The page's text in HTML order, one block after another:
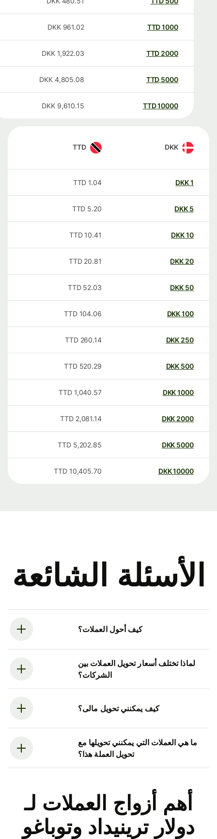
1000
TTD
961.02
DKK
2000
TTD
1,922.03
DKK
5000
TTD
4,805.08
DKK
10000
TTD
9,610.15
DKK
DKK
TTD
DKK
1.04
TTD
DKK
5.20
TTD
DKK
10.41
TTD
20
DKK
20.81
TTD
50
DKK
52.03
TTD
100
DKK
104.06
TTD
250
DKK
260.14
TTD
500
DKK
520.29
TTD
1000
DKK
1,040.57
TTD
2000
DKK
2,081.14
TTD
5000
DKK
5,202.85
TTD
10000
DKK
10,405.70
TTD
الأسئلة الشائعة
كيف أحول العملات؟
لماذا تختلف أسعار تحويل العملات بين
الشركات؟
كيف يمكنني تحويل مالى؟
ما هي العملات التي يمكنني تحويلها مع
تحويل العملة هذا؟
أهم أزواج العملات لـ
دولار ترينيداد وتوباغو